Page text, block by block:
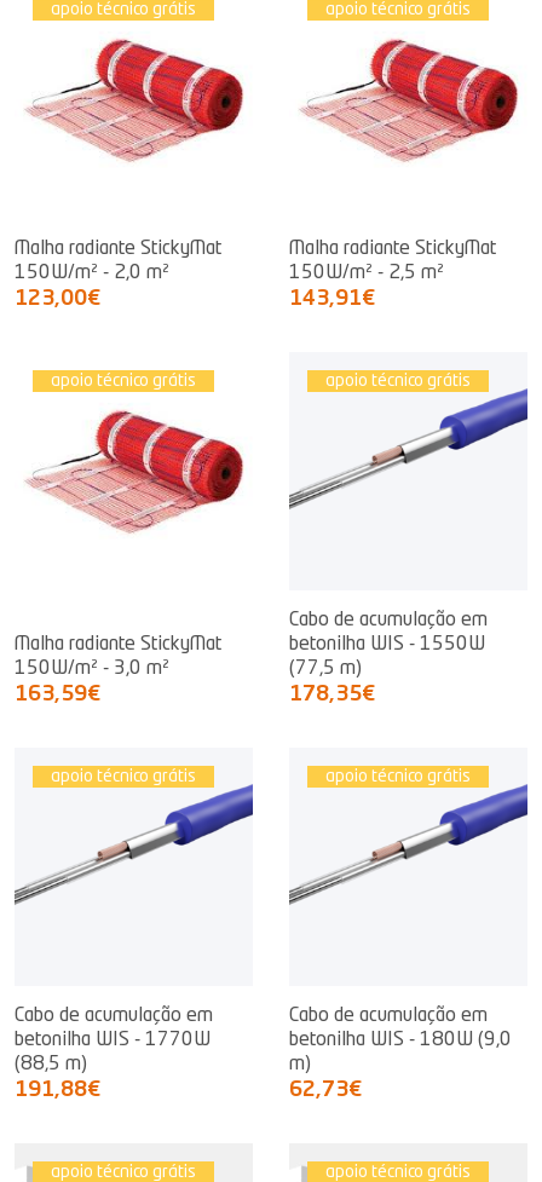
apoio técnico grátis
Malha radiante StickyMat
150W/m² - 2,0 m²
123,00€
apoio técnico grátis
Malha radiante StickyMat
150W/m² - 2,5 m²
143,91€
apoio técnico grátis
Malha radiante StickyMat
150W/m² - 3,0 m²
163,59€
apoio técnico grátis
Cabo de acumulação em
betonilha WIS - 1550W
(77,5 m)
178,35€
apoio técnico grátis
Cabo de acumulação em
betonilha WIS - 1770W
(88,5 m)
191,88€
apoio técnico grátis
Cabo de acumulação em
betonilha WIS - 180W (9,0
m)
62,73€
apoio técnico grátis apoio técnico grátis